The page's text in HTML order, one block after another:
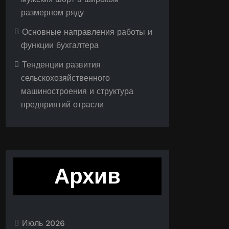
размерном ряду
Основные направления работы и
функции бухгалтера
Тенденции развития
сельскохозяйственного
машиностроения и структура
предприятий отрасли
Архив
Июль 2026